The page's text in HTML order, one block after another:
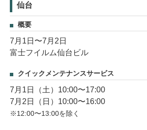
仙台
概要
7月1日〜7月2日
富士フイルム仙台ビル
クイックメンテナンスサービス
7月1日（土）10:00〜17:00
7月2日（日）10:00〜16:00
※12:00〜13:00を除く